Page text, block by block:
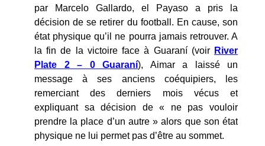
par Marcelo Gallardo, el Payaso a pris la
décision de se retirer du football. En cause, son
état physique qu’il ne pourra jamais retrouver. A
la fin de la victoire face à Guaraní (voir River
Plate 2 – 0 Guaraní), Aimar a laissé un
message à ses anciens coéquipiers, les
remerciant des derniers mois vécus et
expliquant sa décision de « ne pas vouloir
prendre la place d’un autre » alors que son état
physique ne lui permet pas d’être au sommet.